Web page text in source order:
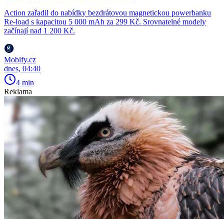
Action zařadil do nabídky bezdrátovou magnetickou powerbanku
Re-load s kapacitou 5 000 mAh za 299 Kč. Srovnatelné modely
začínají nad 1 200 Kč.
Mobify.cz
dnes, 04:40
4 min
Reklama